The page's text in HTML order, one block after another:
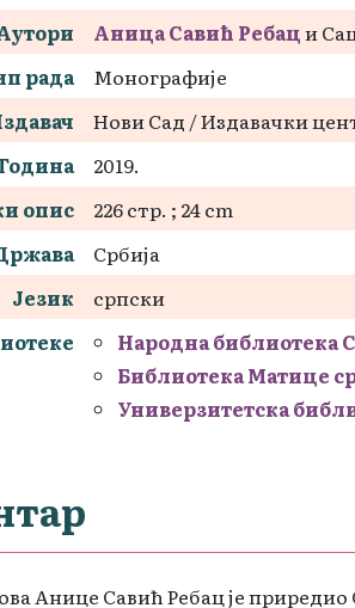
Аница Савић Ребаци
рада
Монографије
Нови Сад / Издавачки
Година
2019.
опис
226 стр. ; 24 cm
Србија
Језик
српски
Народна библиотека
Библиотека Матице
Универзитетска
Анице Савић Ребац је